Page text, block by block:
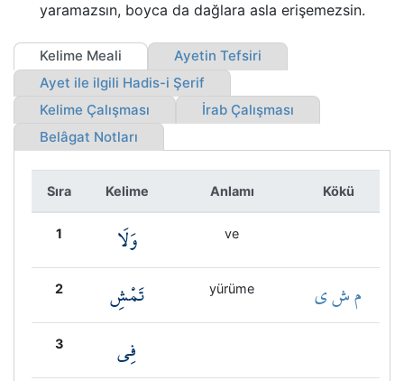
Kur'ân
Seferberliği
Kökler
Üyelik
yaramazsın, boyca da dağlara asla erişemezsin.
Kelime Meali
Ayetin Tefsiri
Ayet ile ilgili Hadis-i Şerif
Kelime Çalışması
İrab Çalışması
Belâgat Notları
Sıra Kelime Anlamı Kökü
1 وَلَا ve
2 تَمْشِ yürüme م ش ي
3 فِي